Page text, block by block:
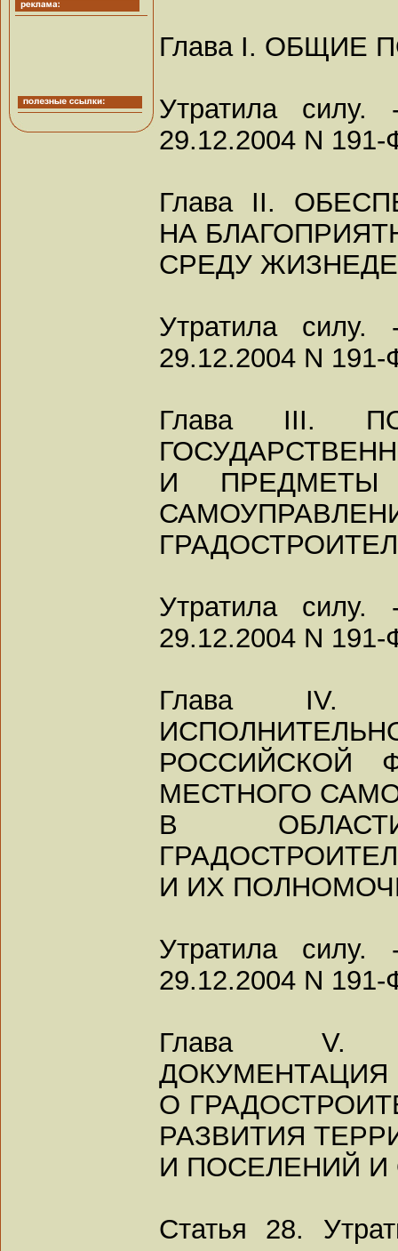
Глава I. ОБЩИЕ
Утратила
29.12.2004 N
Глава II.
НА
СРЕДУ
Утратила
29.12.2004 N
Глава III.
И ПРЕДМЕТЫ
Утратила
29.12.2004 N
Глава IV.
РОССИЙСКОЙ
МЕСТНОГО
В
И ИХ
Утратила
29.12.2004 N
Глава V.
ДОКУМЕНТАЦИЯ
О
РАЗВИТИЯ
И ПОСЕЛЕНИЙ И
Статья 28.